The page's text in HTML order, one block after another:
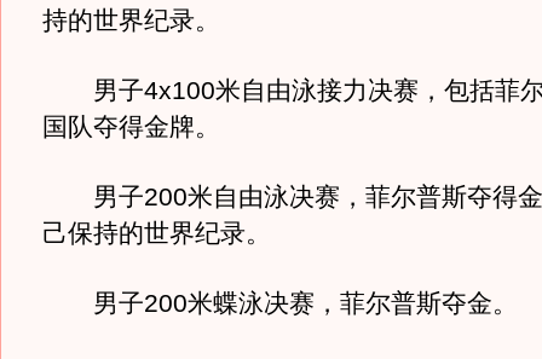
持的世界纪录。
男子4x100米自由泳接力决赛，包括菲
国队夺得金牌。
男子200米自由泳决赛，菲尔普斯夺得金
己保持的世界纪录。
男子200米蝶泳决赛，菲尔普斯夺金。